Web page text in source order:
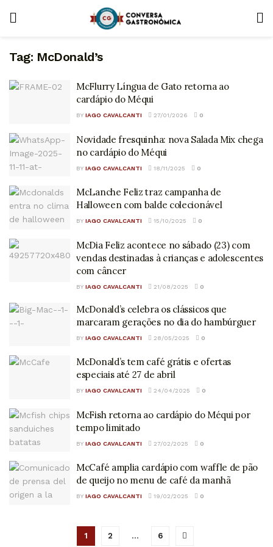
Tag: McDonald’s
McFlurry Língua de Gato retorna ao
cardápio do Méqui
BY IAGO CAVALCANTI 27/01/2026 0
Novidade fresquinha: nova Salada Mix chega
no cardápio do Méqui
BY IAGO CAVALCANTI 18/11/2025 0
McLanche Feliz traz campanha de
Halloween com balde colecionável
BY IAGO CAVALCANTI 15/10/2025 0
McDia Feliz acontece no sábado (23) com
vendas destinadas à crianças e adolescentes
com câncer
BY IAGO CAVALCANTI 21/08/2025 0
McDonald’s celebra os clássicos que
marcaram gerações no dia do hambúrguer
BY IAGO CAVALCANTI 28/05/2025 0
McDonald’s tem café grátis e ofertas
especiais até 27 de abril
BY IAGO CAVALCANTI 24/04/2025 0
McFish retorna ao cardápio do Méqui por
tempo limitado
BY IAGO CAVALCANTI 27/02/2025 0
McCafé amplia cardápio com waffle de pão
de queijo no menu de café da manhã
BY IAGO CAVALCANTI 19/02/2025 0
1 2 … 6